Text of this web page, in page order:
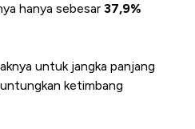
hanya sebesar 37,9%
untuk jangka panjang
ketimbang